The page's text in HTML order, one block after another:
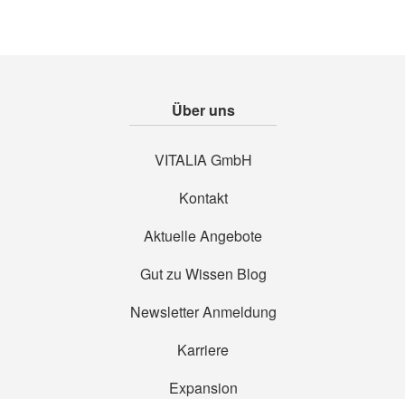
Über uns
VITALIA GmbH
Kontakt
Aktuelle Angebote
Gut zu Wissen Blog
Newsletter Anmeldung
Karriere
Expansion